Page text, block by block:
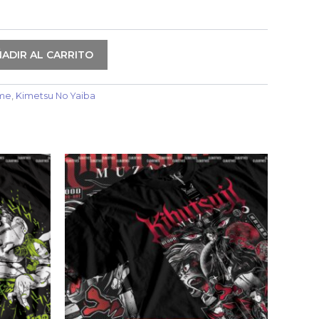
AL CARRITO
, Kimetsu No Yaiba